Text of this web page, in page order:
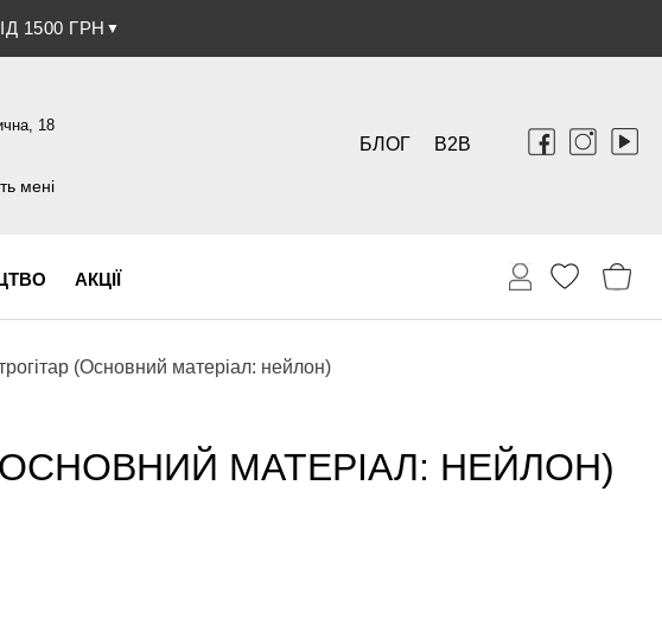
1500 ГРН ▼
18
32
мені
B2B
БЛОГ
АКЦІЇ
(Основний матеріал: нейлон)
МАТЕРІАЛ: НЕЙЛОН)